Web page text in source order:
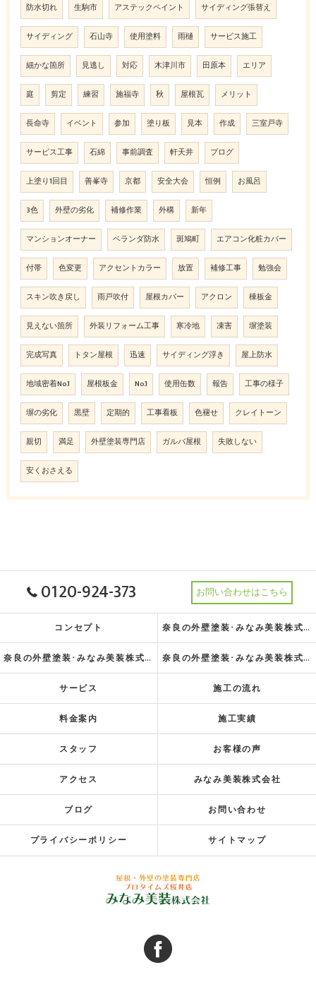
防水切れ 生駒市 アステックペイント サイディング張替え
サイディング 石山寺 使用塗料 雨樋 サービス施工
細かな箇所 見逃し 対応 木津川市 田原本 エリア
庭 剪定 練習 施福寺 秋 屋根瓦 メリット
長命寺 イベント 参加 塗り板 見本 作成 三室戸寺
サービス工事 石綿 事前調査 軒天井 ブログ
上塗り1回目 善峯寺 京都 安全大会 恒例 お風呂
3色 外壁の劣化 補修作業 外構 新年
マンションオーナー ベランダ防水 斑鳩町 エアコン化粧カバー
付帯 色変更 アクセントカラー 放置 補修工事 勉強会
スキン吹き戻し 雨戸吹付 屋根カバー アクロン 棟板金
見えない箇所 外装リフォーム工事 寒冷地 凍害 塀塗装
完成写真 トタン屋根 迅速 サイディング浮き 屋上防水
地域密着No.1 屋根板金 No.1 使用缶数 報告 工事の様子
塀の劣化 黒壁 定期的 工事看板 色褪せ クレイトーン
親切 満足 外壁塗装専門店 ガルバ屋根 失敗しない
安くおさえる
0120-924-373 お問い合わせはこちら
コンセプト 奈良の外壁塗装･みなみ美装株式会社の理念
奈良の外壁塗装･みなみ美装株式会社の特徴 奈良の外壁塗装･みなみ美装株式会社の指針
サービス 施工の流れ
料金案内 施工実績
スタッフ お客様の声
アクセス みなみ美装株式会社
ブログ お問い合わせ
プライバシーポリシー サイトマップ